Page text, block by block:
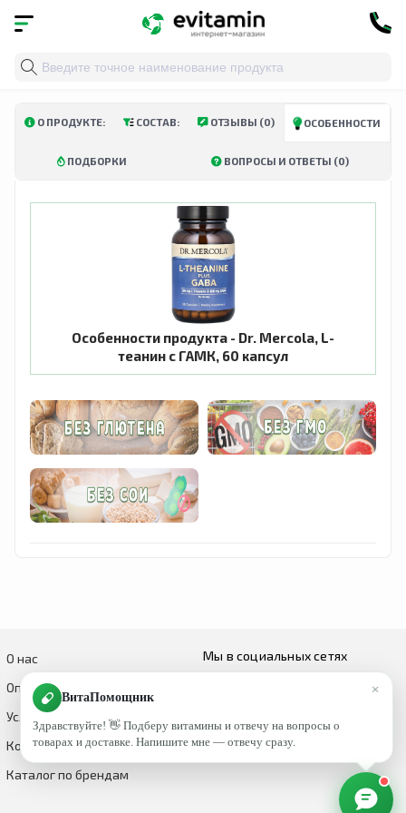
Главная Витамины и минералы
О ПРОДУКТЕ: СОСТАВ: ОТЗЫВЫ (0) ОСОБЕННОСТИ
ПОДБОРКИ ВОПРОСЫ И ОТВЕТЫ (0)
Особенности продукта - Dr. Mercola, L-
теанин с ГАМК, 60 капсул
О нас
Оплата и доставка
Условия возврата и обмена
Контакты
Каталог по брендам
Мы в социальных сетях
×
ВитаПомощник
Здравствуйте! 👋 Подберу витамины и отвечу на вопросы о
товарах и доставке. Напишите мне — отвечу сразу.